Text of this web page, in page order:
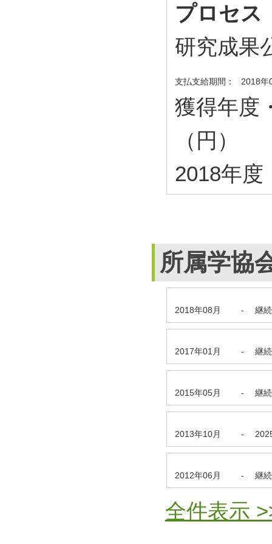
プロセス
研究成果
支払支給期間： 2018年
獲得年度
（円）
2018年度
所属学協
2018年08月 - 継
2017年01月 - 継
2015年05月 - 継
2013年10月 -
2012年06月 - 継
全件表示